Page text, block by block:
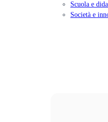
Scuola e
Società e